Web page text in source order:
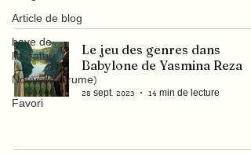
Article de blog
bave de
littérature
Nouvelle (brume)
Favori
Le jeu des genres dans
Babylone de Yasmina Reza
28 sept. 2023 14 min de lecture